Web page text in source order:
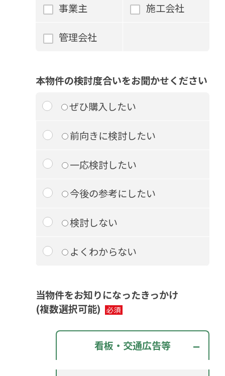
事業主 施工会社
管理会社
本物件の検討度合いをお聞かせください
ぜひ購入したい
前向きに検討したい
一応検討したい
今後の参考にしたい
検討しない
よくわからない
当物件をお知りになったきっかけ
(複数選択可能)
看板・交通広告等